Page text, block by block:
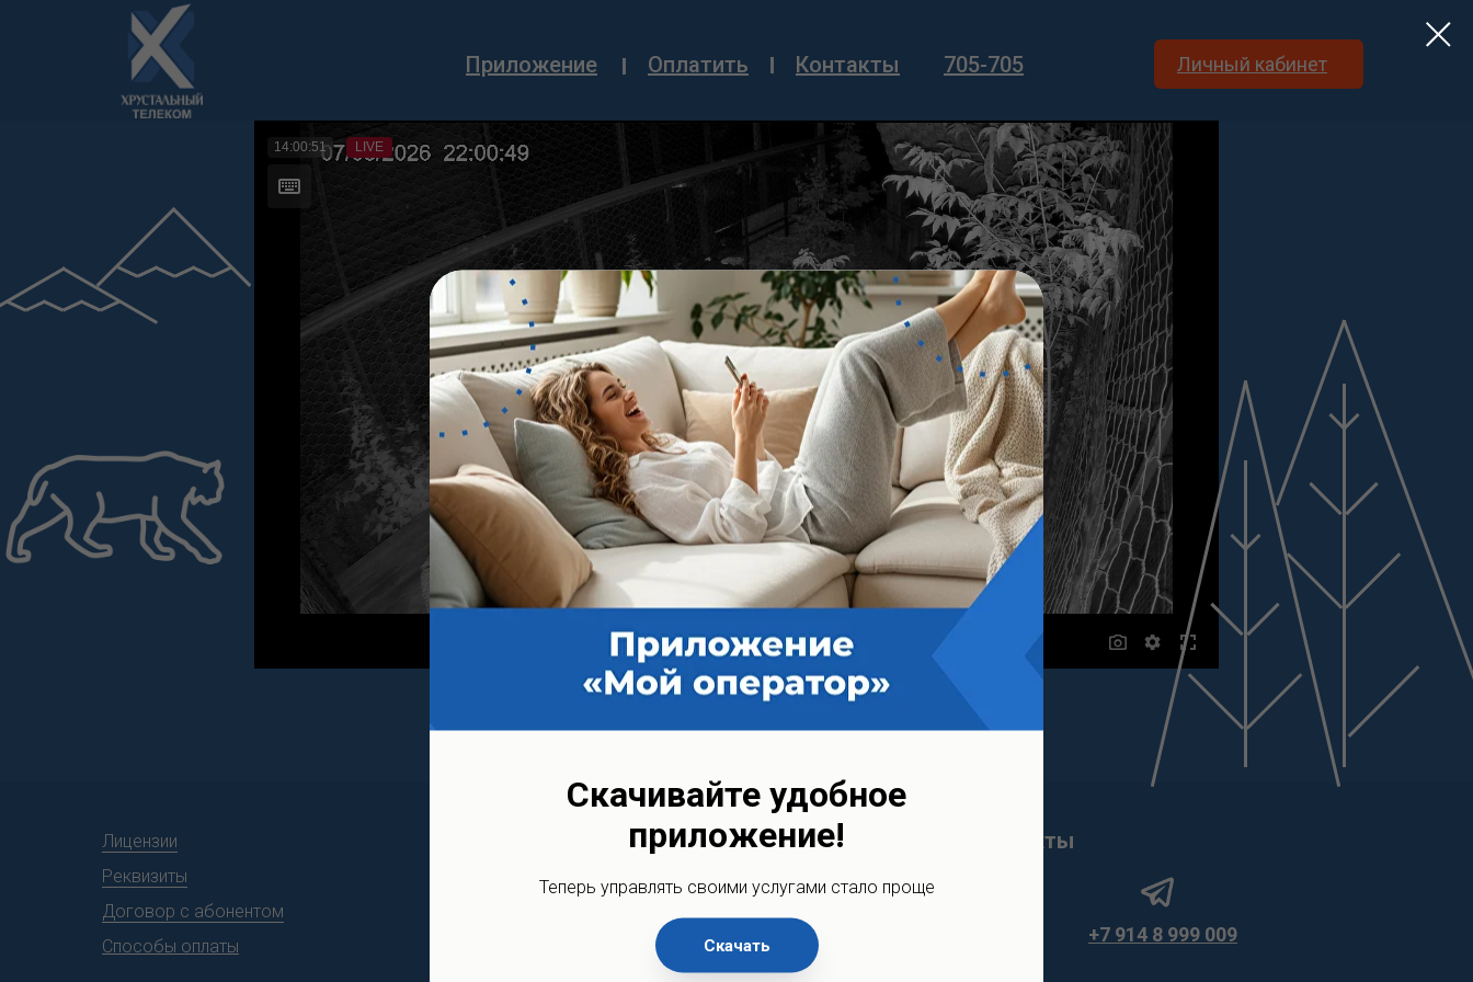
Приложение Оплатить Контакты Личный кабинет
705-705
Контакты
Лицензии
Реквизиты
Договор с абонентом
vk.com
70-57-05
+7 914 8 999 009
Лицензии
Реквизиты
Договор с абонентом
Правила оказания услуг
Прайс-лист на возмездные услуги/работы/оборудование
Способы оплаты
Скачивайте удобное
приложение!
Теперь управлять своими услугами стало проще
Скачать